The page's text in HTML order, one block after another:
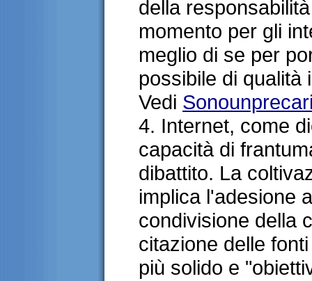
della
momento per gli
meglio di se per
possibile di qualità
Vedi
4. Internet, come
capacità di
dibattito. La
implica l'adesione
condivisione della
citazione delle
più solido e